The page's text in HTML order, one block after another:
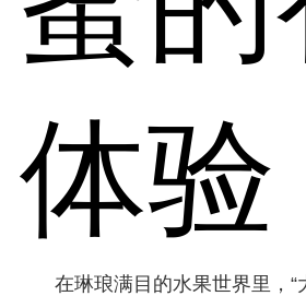
体验
在琳琅满目的水果世界里，“